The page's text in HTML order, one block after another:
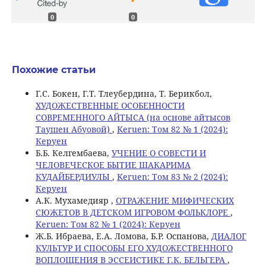
0 0
Похожие статьи
Г.С. Бокен, Г.Т. Тлеубердина, Т. Берикбол,
ХУДОЖЕСТВЕННЫЕ ОСОБЕННОСТИ
СОВРЕМЕННОГО АЙТЫСА (на основе айтысов
Таушен Абуовой) , Keruen: Том 82 № 1 (2024):
Керуен
Б.Б. Келгембаева, УЧЕНИЕ О СОВЕСТИ И
ЧЕЛОВЕЧЕСКОЕ БЫТИЕ ШАКАРИМА
КУДАЙБЕРДИУЛЫ , Keruen: Том 83 № 2 (2024):
Керуен
А.К. Мухамедияр , ОТРАЖЕНИЕ МИФИЧЕСКИХ
СЮЖЕТОВ В ДЕТСКОМ ИГРОВОМ ФОЛЬКЛОРЕ ,
Keruen: Том 82 № 1 (2024): Керуен
Ж.Б. Ибраева, Е.А. Ломова, Б.Р. Оспанова, ДИАЛОГ
КУЛЬТУР И СПОСОБЫ ЕГО ХУДОЖЕСТВЕННОГО
ВОПЛОЩЕНИЯ В ЭССЕИСТИКЕ Г.К. БЕЛЬГЕРА ,